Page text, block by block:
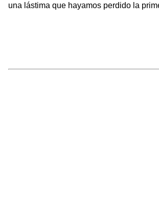
una lástima que hayamos perdido la